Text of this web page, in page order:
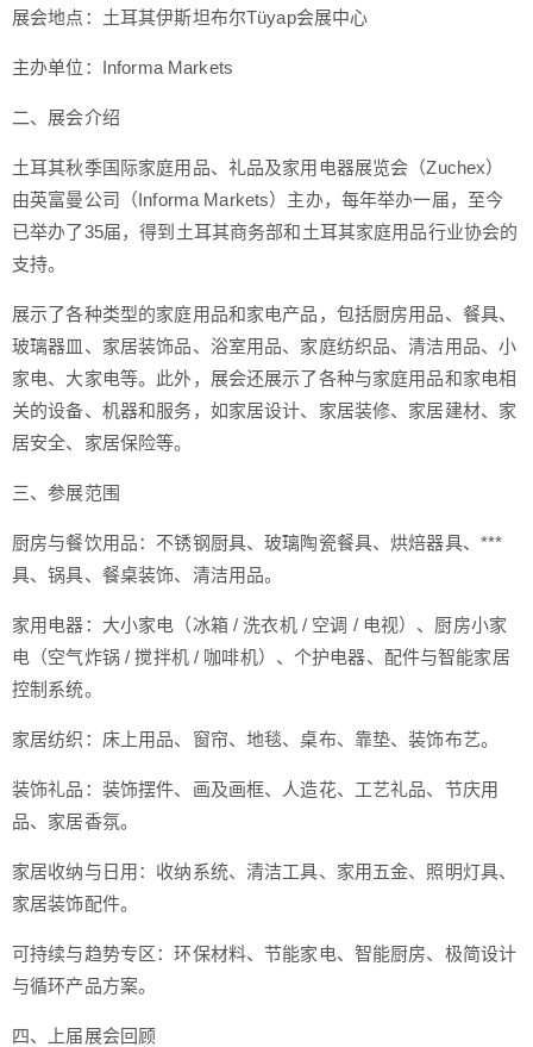
展会地点：土耳其伊斯坦布尔Tüyap会展中心
主办单位：Informa Markets
二、展会介绍
土耳其秋季国际家庭用品、礼品及家用电器展览会（Zuchex）
由英富曼公司（Informa Markets）主办，每年举办一届，至今
已举办了35届，得到土耳其商务部和土耳其家庭用品行业协会的
支持。
展示了各种类型的家庭用品和家电产品，包括厨房用品、餐具、
玻璃器皿、家居装饰品、浴室用品、家庭纺织品、清洁用品、小
家电、大家电等。此外，展会还展示了各种与家庭用品和家电相
关的设备、机器和服务，如家居设计、家居装修、家居建材、家
居安全、家居保险等。
三、参展范围
厨房与餐饮用品：不锈钢厨具、玻璃陶瓷餐具、烘焙器具、***
具、锅具、餐桌装饰、清洁用品。
家用电器：大小家电（冰箱 / 洗衣机 / 空调 / 电视）、厨房小家
电（空气炸锅 / 搅拌机 / 咖啡机）、个护电器、配件与智能家居
控制系统。
家居纺织：床上用品、窗帘、地毯、桌布、靠垫、装饰布艺。
装饰礼品：装饰摆件、画及画框、人造花、工艺礼品、节庆用
品、家居香氛。
家居收纳与日用：收纳系统、清洁工具、家用五金、照明灯具、
家居装饰配件。
可持续与趋势专区：环保材料、节能家电、智能厨房、极简设计
与循环产品方案。
四、上届展会回顾